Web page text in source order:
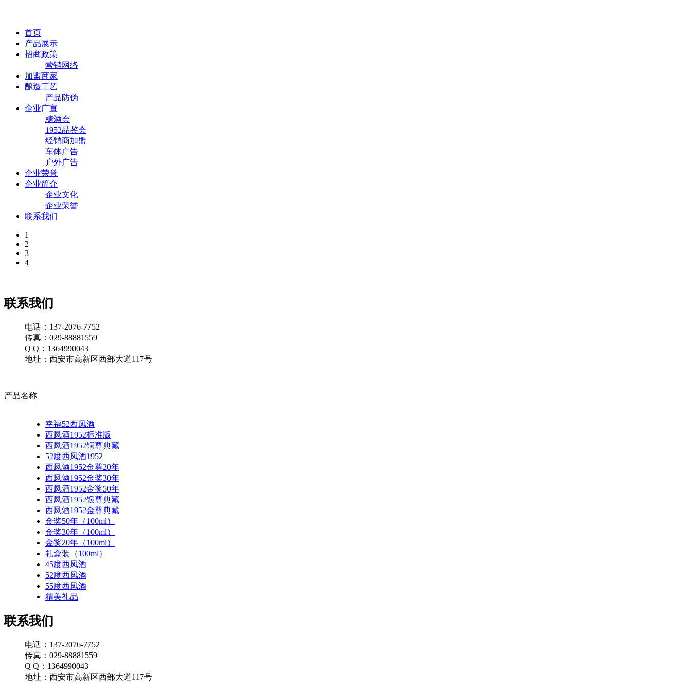
首页
产品展示
招商政策
营销网络
加盟商家
酿造工艺
产品防伪
企业广宣
糖酒会
1952品鉴会
经销商加盟
车体广告
户外广告
企业荣誉
企业简介
企业文化
企业荣誉
联系我们
1
2
3
4
联系我们
电话：137-2076-7752
传真：029-88881559
Q Q：1364990043
地址：西安市高新区西部大道117号
产品名称
幸福52西凤酒
西凤酒1952标准版
西凤酒1952铜尊典藏
52度西凤酒1952
西凤酒1952金尊20年
西凤酒1952金奖30年
西凤酒1952金奖50年
西凤酒1952银尊典藏
西凤酒1952金尊典藏
金奖50年（100ml）
金奖30年（100ml）
金奖20年（100ml）
礼盒装（100ml）
45度西凤酒
52度西凤酒
55度西凤酒
精美礼品
联系我们
电话：137-2076-7752
传真：029-88881559
Q Q：1364990043
地址：西安市高新区西部大道117号